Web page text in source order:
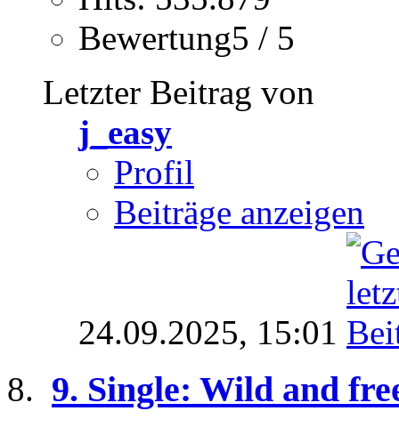
Bewertung5 / 5
Letzter Beitrag von
j_easy
Profil
Beiträge anzeigen
24.09.2025, 15:01
9. Single: Wild and